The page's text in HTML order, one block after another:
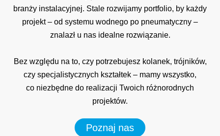
branży instalacyjnej. Stale rozwijamy portfolio, by każdy
projekt – od systemu wodnego po pneumatyczny –
znalazł u nas idealne rozwiązanie.
Bez względu na to, czy potrzebujesz kolanek, trójników,
czy specjalistycznych kształtek – mamy wszystko,
co niezbędne do realizacji Twoich różnorodnych
projektów.
Poznaj nas